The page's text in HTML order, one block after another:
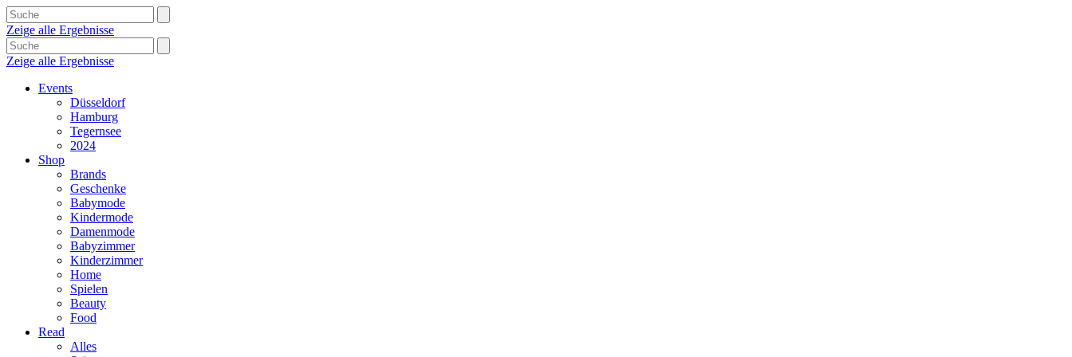
Zeige alle Ergebnisse
Zeige alle Ergebnisse
Events
Düsseldorf
Hamburg
Tegernsee
2024
Shop
Brands
Geschenke
Babymode
Kindermode
Damenmode
Babyzimmer
Kinderzimmer
Home
Spielen
Beauty
Food
Read
Alles